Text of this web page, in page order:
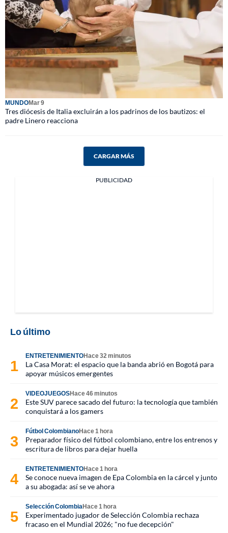
MUNDOMar 9
Tres diócesis de Italia excluirán a los padrinos de los bautizos: el
padre Linero reacciona
CARGAR MÁS
PUBLICIDAD
Lo último
ENTRETENIMIENTOHace 32 minutos
La Casa Morat: el espacio que la banda abrió en Bogotá para
apoyar músicos emergentes
VIDEOJUEGOSHace 46 minutos
Este SUV parece sacado del futuro: la tecnología que también
conquistará a los gamers
Fútbol ColombianoHace 1 hora
Preparador físico del fútbol colombiano, entre los entrenos y
escritura de libros para dejar huella
ENTRETENIMIENTOHace 1 hora
Se conoce nueva imagen de Epa Colombia en la cárcel y junto
a su abogada: así se ve ahora
Selección ColombiaHace 1 hora
Experimentado jugador de Selección Colombia rechaza
fracaso en el Mundial 2026; "no fue decepción"